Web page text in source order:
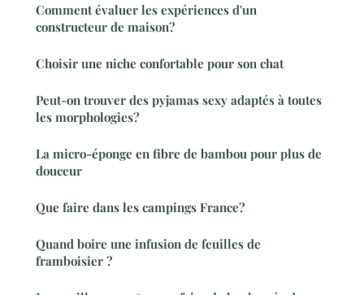
Comment évaluer les expériences d'un
constructeur de maison?
Choisir une niche confortable pour son chat
Peut-on trouver des pyjamas sexy adaptés à toutes
les morphologies?
La micro-éponge en fibre de bambou pour plus de
douceur
Que faire dans les campings France?
Quand boire une infusion de feuilles de
framboisier ?